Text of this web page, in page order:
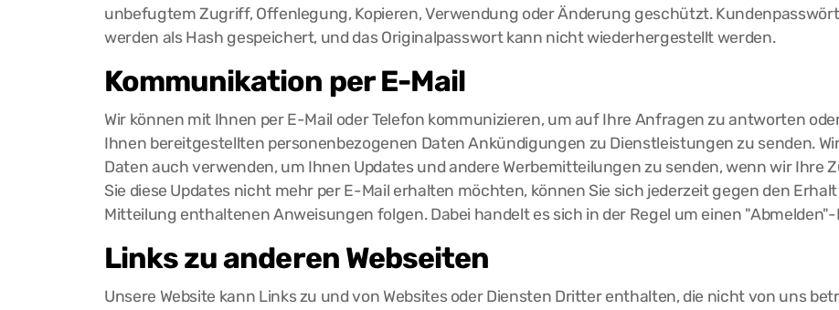
unbefugtem Zugriff, Offenlegung, Kopieren, Verwendung oder Änderung geschützt.
werden als Hash gespeichert, und das Originalpasswort kann nicht wiederhergestellt werden.
Kommunikation per E-Mail
Wir können mit Ihnen per E-Mail oder Telefon kommunizieren, um auf Ihre Anfragen zu antworten
Ihnen bereitgestellten personenbezogenen Daten Ankündigungen zu Dienstleistungen zu senden.
Daten auch verwenden, um Ihnen Updates und andere Werbemitteilungen zu senden, wenn wir Ihre
Sie diese Updates nicht mehr per E-Mail erhalten möchten, können Sie sich jederzeit gegen den
Mitteilung enthaltenen Anweisungen folgen. Dabei handelt es sich in der Regel um einen "Abmelden"-
Links zu anderen Webseiten
Unsere Website kann Links zu und von Websites oder Diensten Dritter enthalten, die nicht von uns